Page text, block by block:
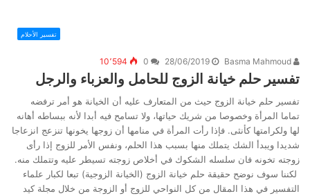
تفسير الأحلام
Basma Mahmoud
28/06/2019
0 10٬594
تفسير حلم خيانة الزوج للحامل والعزباء والرجل
تفسير حلم خيانة الزوج حيث من المتعارف عليه أن الخيانة هو أمر ترفضه
تماما المرأة وخصوصا من شريك حياتها، ولا تسامح فيه أبدا لأنه ببساطه أهانه
لها ولكرامتها كأنثى. فإذا رأت المرأة في منامها أن زوجها يخونها تنزعج انزعاجا
شديدا ويبدأ الشك يتملك منها بسبب هذا الحلم، ونفس الأمر للزوج إذا رأى
زوجته تخونه فان سلسله الشكوك في أخلاص زوجته تسيطر عليه وتتملك منه.
لكننا سوف نوضح حقيقة حلم خيانة الزوج (الخيانة الزوجية) تبعا لكبار علماء
التفسير في هذا المقال من كل النواحي للزوج أو الزوجة من خلال مجلة كيد